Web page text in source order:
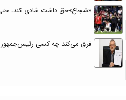
«شجاع»حق داشت شادی کند،
فرق می‌کند چه کسی رئیس‌جمهور